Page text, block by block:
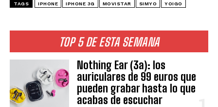
TOP 5 DE ESTA SEMANA
Nothing Ear (3a): los
auriculares de 99 euros que
pueden grabar hasta lo que
acabas de escuchar
TAGS IPHONE IPHONE 3G MOVISTAR SIMYO YOIGO